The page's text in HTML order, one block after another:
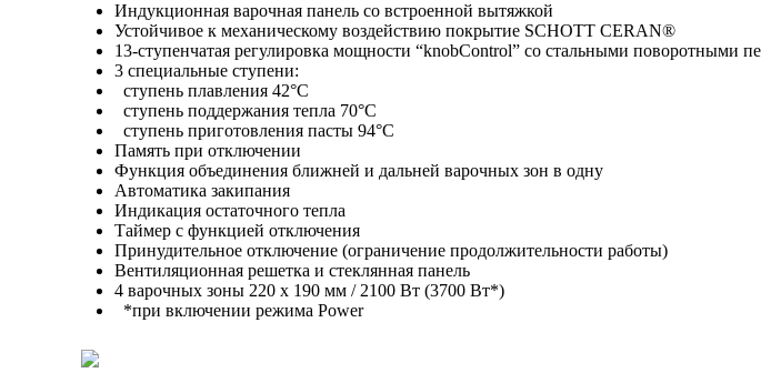
Индукционная варочная панель со встроенной вытяжкой
Устойчивое к механическому воздействию покрытие SCHOTT CERAN®
13-ступенчатая регулировка мощности “knobControl” cо стальными поворотными
3 специальные ступени:
ступень плавления 42°С
ступень поддержания тепла 70°С
ступень приготовления пасты 94°С
Память при отключении
Функция объединения ближней и дальней варочных зон в одну
Автоматика закипания
Индикация остаточного тепла
Таймер с функцией отключения
Принудительное отключение (ограничение продолжительности работы)
Вентиляционная решетка и стеклянная панель
4 варочных зоны 220 х 190 мм / 2100 Вт (3700 Вт*)
*при включении режима Power